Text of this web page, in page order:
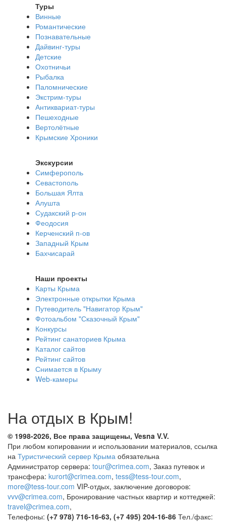
Туры
Винные
Романтические
Познавательные
Дайвинг-туры
Детские
Охотничьи
Рыбалка
Паломнические
Экстрим-туры
Антиквариат-туры
Пешеходные
Вертолётные
Крымские Хроники
Экскурсии
Симферополь
Севастополь
Большая Ялта
Алушта
Судакский р-он
Феодосия
Керченский п-ов
Западный Крым
Бахчисарай
Наши проекты
Карты Крыма
Электронные открытки Крыма
Путеводитель "Навигатор Крым"
Фотоальбом "Сказочный Крым"
Конкурсы
Рейтинг санаториев Крыма
Каталог сайтов
Рейтинг сайтов
Снимается в Крыму
Web-камеры
На отдых в Крым!
© 1998-2026, Все права защищены, Vesna V.V.
При любом копировании и использовании материалов, ссылка
на Туристический сервер Крыма обязательна
Администратор сервера: tour@crimea.com, Заказ путевок и
трансфера: kurort@crimea.com, tess@tess-tour.com,
more@tess-tour.com VIP-отдых, заключение договоров:
vvv@crimea.com, Бронирование частных квартир и коттеджей:
travel@crimea.com,
Телефоны: (+7 978) 716-16-63, (+7 495) 204-16-86 Тел./факс: